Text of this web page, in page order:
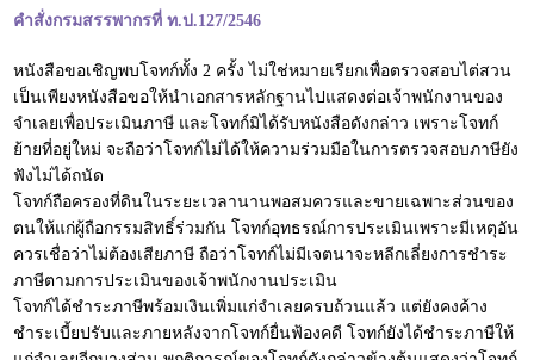
คำสั่งกรมสรรพากรที่ ท.ป.127/2546
หนังสือขอเชิญพบโจทก์ทั้ง 2 ครั้ง ไม่ใช่หมายเรียกเพื่อตรวจสอบไต่สวน
เป็นเพียงหนังสือขอให้นำเอกสารหลักฐานไปแสดงต่อเจ้าพนักงานของ
จำเลยเพื่อประเมินภาษี และโจทก์มิได้รับหนังสือดังกล่าว เพราะโจทก์
ย้ายที่อยู่ใหม่ จะถือว่าโจทก์ไม่ได้ให้ความร่วมมือในการตรวจสอบภาษียัง
ฟังไม่ได้ถนัด
โจทก์ถือครองที่ดินในระยะเวลานานพอสมควรและขายเฉพาะส่วนของ
ตนให้แก่ผู้ถือกรรมสิทธิ์ร่วมกัน โจทก์อุทธรณ์การประเมินเพราะมีเหตุอัน
ควรเชื่อว่าไม่ต้องเสียภาษี ถือว่าโจทก์ไม่มีเจตนาจะหลีกเลี่ยงการชำระ
ภาษีตามการประเมินของเจ้าพนักงานประเมิน
โจทก์ได้ชำระภาษีพร้อมเงินเพิ่มแก่จำเลยครบถ้วนแล้ว แต่ยังคงค้าง
ชำระเบี้ยปรับและภายหลังจากโจทก์ยื่นฟ้องคดี โจทก์ยังได้ชำระภาษีให้